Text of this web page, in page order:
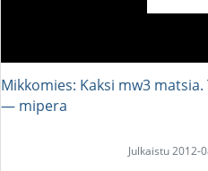
Mikkomies: Kaksi mw3
― mipera
Julkaistu 2012-